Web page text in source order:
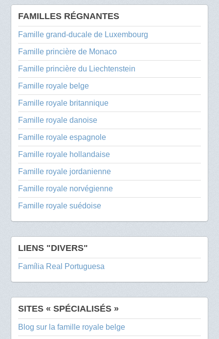
FAMILLES RÉGNANTES
Famille grand-ducale de Luxembourg
Famille princière de Monaco
Famille princière du Liechtenstein
Famille royale belge
Famille royale britannique
Famille royale danoise
Famille royale espagnole
Famille royale hollandaise
Famille royale jordanienne
Famille royale norvégienne
Famille royale suédoise
LIENS "DIVERS"
Família Real Portuguesa
SITES « SPÉCIALISÉS »
Blog sur la famille royale belge